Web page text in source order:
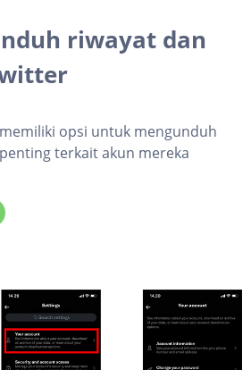
riwayat dan
opsi untuk mengunduh
terkait akun mereka